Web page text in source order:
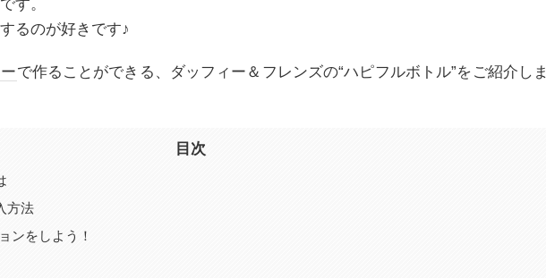
す。
るのが好きです♪
で作ることができる、ダッフィー＆フレンズの“ハピフルボトル”をご紹介しま
目次
方法
ンをしよう！